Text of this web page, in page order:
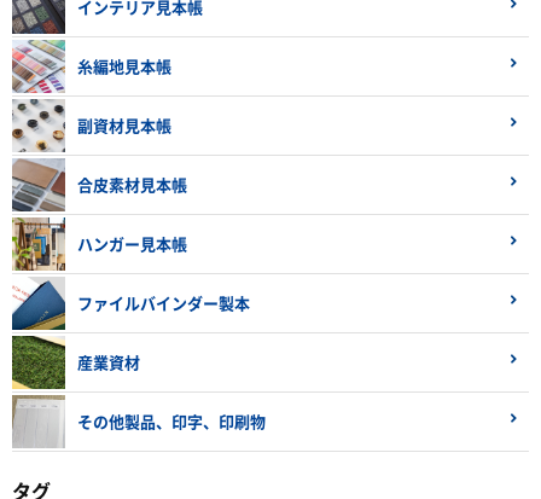
インテリア見本帳
糸編地見本帳
副資材見本帳
合皮素材見本帳
ハンガー見本帳
ファイルバインダー製本
産業資材
その他製品、印字、印刷物
タグ